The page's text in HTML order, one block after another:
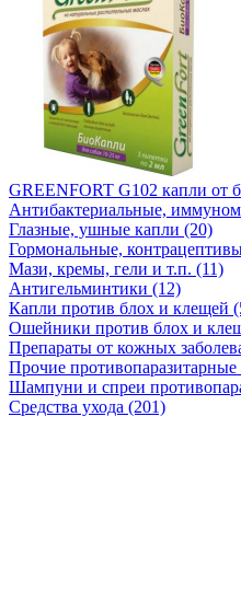
GREENFORT G102 капли от
Антибактериальные,
Глазные, ушные капли (20)
Гормональные,
Мази, кремы, гели и т.п. (11)
Антигельминтики (12)
Капли против блох и клещей
Ошейники против блох и
Препараты от кожных
Прочие противопаразитарные
Шампуни и спреи
Средства ухода (201)